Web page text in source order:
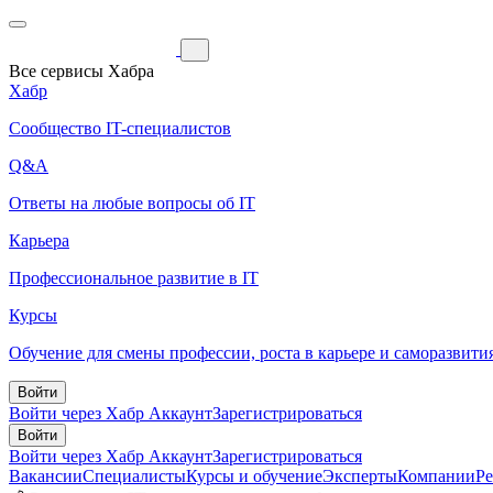
Все сервисы Хабра
Хабр
Сообщество IT-специалистов
Q&A
Ответы на любые вопросы об IT
Карьера
Профессиональное развитие в IT
Курсы
Обучение для смены профессии, роста в карьере и
Войти
Войти через Хабр АккаунтЗарегистрироваться
Войти
Войти через Хабр АккаунтЗарегистрироваться
ВакансииСпециалистыКурсы и обучениеЭкспертыКомпании